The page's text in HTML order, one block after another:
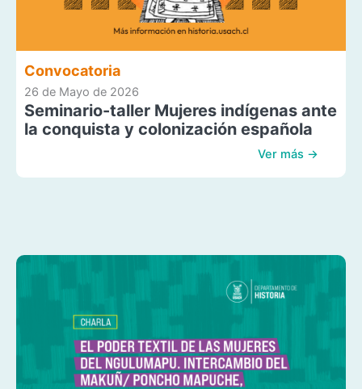
Convocatoria
26 de Mayo de 2026
Seminario-taller Mujeres indígenas ante
la conquista y colonización española
Ver más →